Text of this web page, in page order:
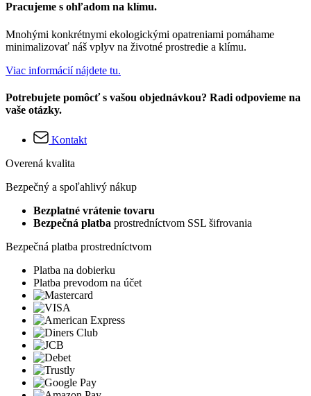
Pracujeme s ohľadom na klímu.
Mnohými konkrétnymi ekologickými opatreniami pomáhame
minimalizovať náš vplyv na životné prostredie a klímu.
Viac informácií nájdete tu.
Potrebujete pomôcť s vašou objednávkou? Radi odpovieme na
vaše otázky.
Kontakt
Overená kvalita
Bezpečný a spoľahlivý nákup
Bezplatné vrátenie tovaru
Bezpečná platba prostredníctvom SSL šifrovania
Bezpečná platba prostredníctvom
Platba na dobierku
Platba prevodom na účet